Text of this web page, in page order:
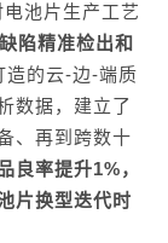
电池片生产工艺
陷精准检出和
造的云-边-端质
数据，建立了
、再到跨数十
良率提升1%，
片换型迭代时